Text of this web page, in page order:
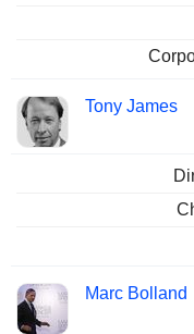
Tony James
Marc Bolland